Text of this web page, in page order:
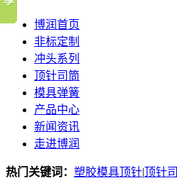
博润首页
非标定制
冲头系列
顶针司筒
模具弹簧
产品中心
新闻资讯
走进博润
热门关键词： 塑胶模具顶针|顶针